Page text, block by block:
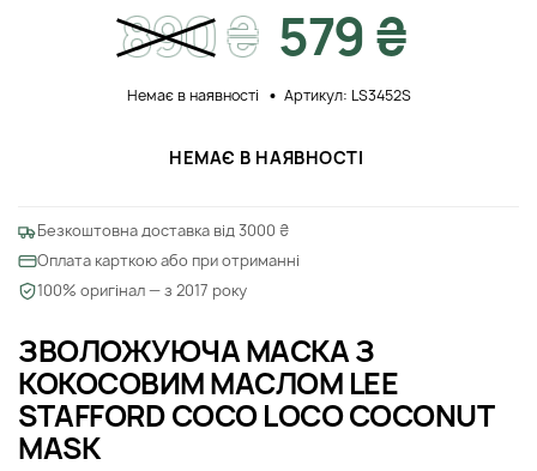
ЗВОЛОЖУЮЧА МАСКА З
КОКОСОВИМ МАСЛОМ LEE
STAFFORD COCO LOCO COCONUT
MASK
890₴ 579 ₴
Немає в наявності Артикул: LS3452S
НЕМАЄ В НАЯВНОСТІ
Безкоштовна доставка від 3000 ₴
Оплата карткою або при отриманні
100% оригінал — з 2017 року